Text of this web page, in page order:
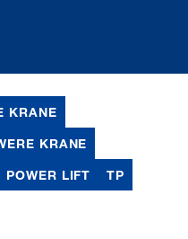
KRANE
KRANE
POWER LIFT TP